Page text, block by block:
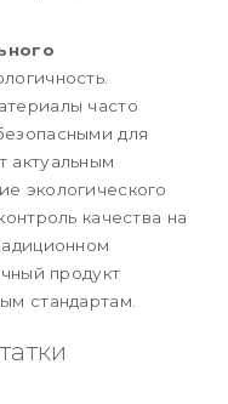
часто
для
актуальным
экологического
качества на
продукт
стандартам.